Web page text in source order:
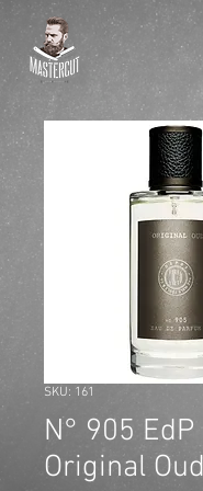
SKU: 161
N° 905
Original Oud